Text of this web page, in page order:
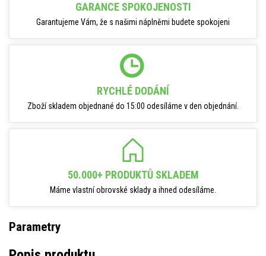
GARANCE SPOKOJENOSTI
Garantujeme Vám, že s našimi náplněmi budete spokojeni
RYCHLÉ DODÁNÍ
Zboží skladem objednané do 15:00 odesíláme v den objednání.
50.000+ PRODUKTŮ SKLADEM
Máme vlastní obrovské sklady a ihned odesíláme.
Parametry